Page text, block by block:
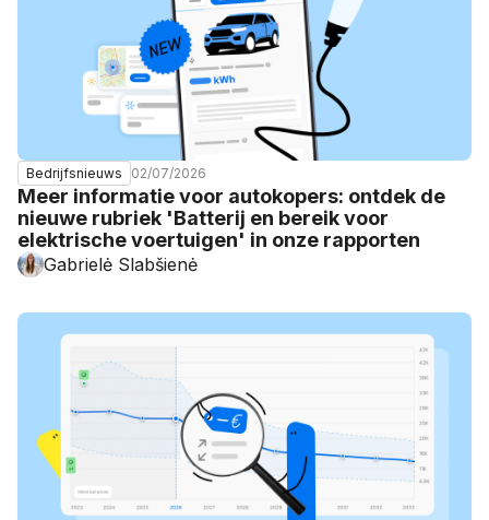
Bedrijfsnieuws 02/07/2026
Meer informatie voor autokopers: ontdek de
nieuwe rubriek 'Batterij en bereik voor
elektrische voertuigen' in onze rapporten
Gabrielė Slabšienė